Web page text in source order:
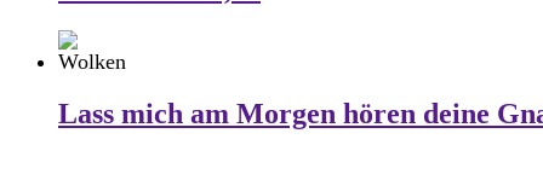
Lass mich am Morgen hören deine